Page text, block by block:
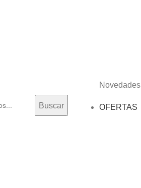
Buscar
Novedades
OFERTAS